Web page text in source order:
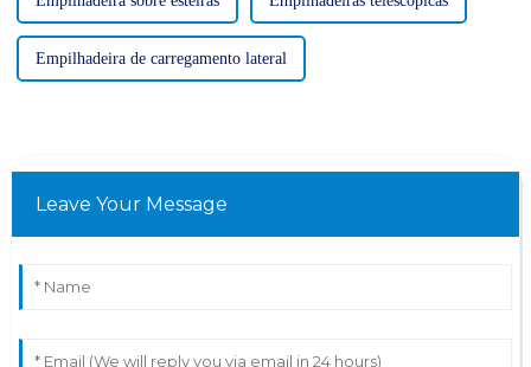
Empilhadeira de carregamento lateral
Leave Your Message